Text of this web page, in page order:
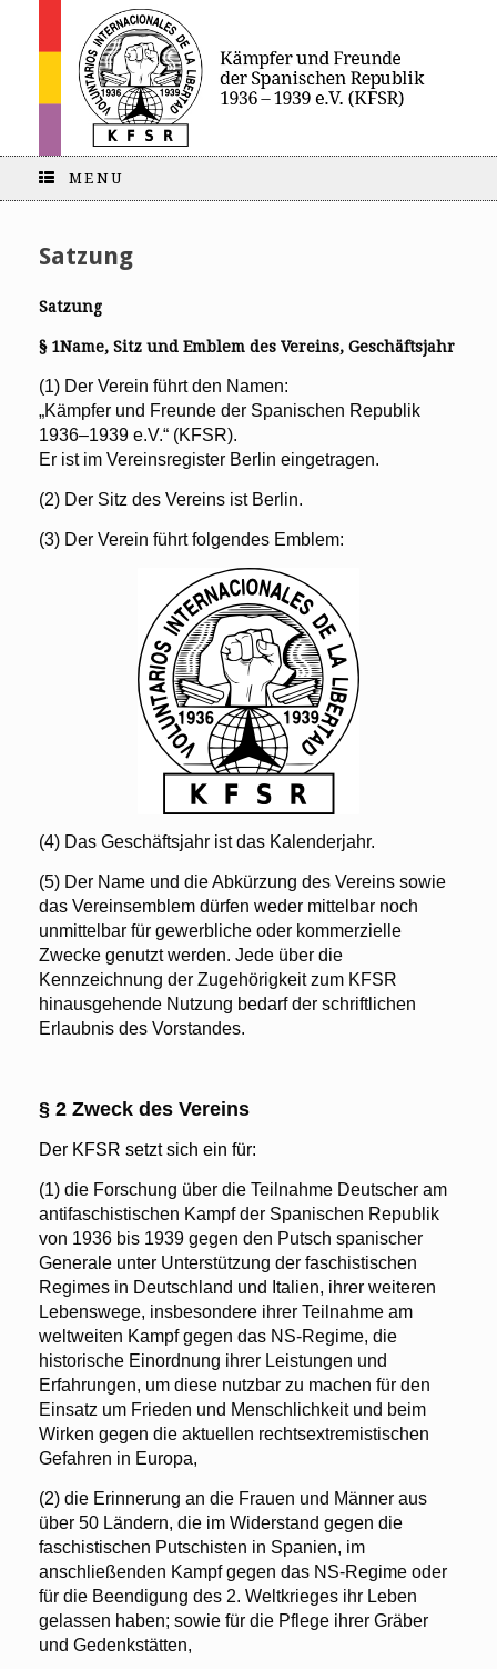
MENU
Satzung
Satzung
§ 1Name, Sitz und Emblem des Vereins, Geschäftsjahr
(1) Der Verein führt den Namen:
„Kämpfer und Freunde der Spanischen Republik
1936–1939 e.V.“ (KFSR).
Er ist im Vereinsregister Berlin eingetragen.
(2) Der Sitz des Vereins ist Berlin.
(3) Der Verein führt folgendes Emblem:
(4) Das Geschäftsjahr ist das Kalenderjahr.
(5) Der Name und die Abkürzung des Vereins sowie
das Vereinsemblem dürfen weder mittelbar noch
unmittelbar für gewerbliche oder kommerzielle
Zwecke genutzt werden. Jede über die
Kennzeichnung der Zugehörigkeit zum KFSR
hinausgehende Nutzung bedarf der schriftlichen
Erlaubnis des Vorstandes.
§ 2 Zweck des Vereins
Der KFSR setzt sich ein für:
(1) die Forschung über die Teilnahme Deutscher am
antifaschistischen Kampf der Spanischen Republik
von 1936 bis 1939 gegen den Putsch spanischer
Generale unter Unterstützung der faschistischen
Regimes in Deutschland und Italien, ihrer weiteren
Lebenswege, insbesondere ihrer Teilnahme am
weltweiten Kampf gegen das NS-Regime, die
historische Einordnung ihrer Leistungen und
Erfahrungen, um diese nutzbar zu machen für den
Einsatz um Frieden und Menschlichkeit und beim
Wirken gegen die aktuellen rechtsextremistischen
Gefahren in Europa,
(2) die Erinnerung an die Frauen und Männer aus
über 50 Ländern, die im Widerstand gegen die
faschistischen Putschisten in Spanien, im
anschließenden Kampf gegen das NS-Regime oder
für die Beendigung des 2. Weltkrieges ihr Leben
gelassen haben; sowie für die Pflege ihrer Gräber
und Gedenkstätten,